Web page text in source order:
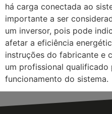
há carga conectada ao
importante a ser
um inversor, pois pode
afetar a eficiência
instruções do fabricante e
um profissional
funcionamento do sistema.